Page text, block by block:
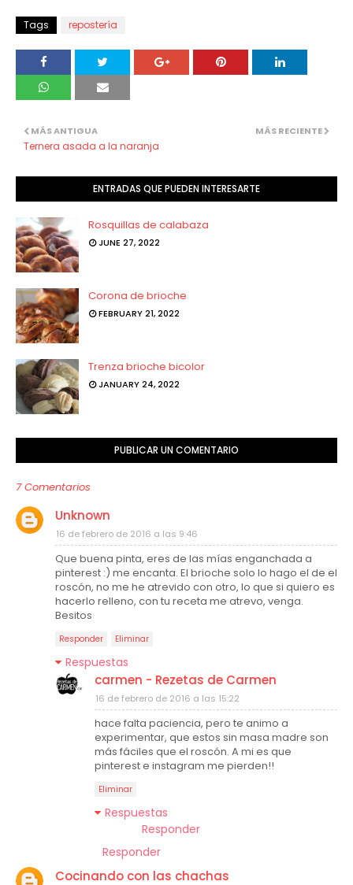
Tags repostería
MÁS RECIENTE
MÁS ANTIGUA
Ternera asada a la naranja
ENTRADAS QUE PUEDEN INTERESARTE
Rosquillas de calabaza
JUNE 27, 2022
Corona de brioche
FEBRUARY 21, 2022
Trenza brioche bicolor
JANUARY 24, 2022
PUBLICAR UN COMENTARIO
7 Comentarios
Unknown
16 de febrero de 2016 a las 9:46
Que buena pinta, eres de las mías enganchada a
pinterest :) me encanta. El brioche solo lo hago el de el
roscón, no me he atrevido con otro, lo que si quiero es
hacerlo relleno, con tu receta me atrevo, venga.
Besitos
Responder Eliminar
Respuestas
carmen - Rezetas de Carmen
16 de febrero de 2016 a las 15:22
hace falta paciencia, pero te animo a
experimentar, que estos sin masa madre son
más fáciles que el roscón. A mi es que
pinterest e instagram me pierden!!
Eliminar
Respuestas
Responder
Responder
Cocinando con las chachas